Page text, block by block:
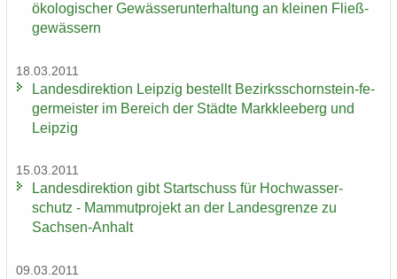
öko­lo­gi­scher Ge­wäs­ser­un­ter­hal­tung an klei­nen Fließ­
ge­wäs­sern
18.03.2011
Lan­des­di­rek­ti­on Leip­zig be­stellt Bezirksschornstein-​ fe­
ger­meis­ter im Be­reich der Städ­te Mark­klee­berg und
Leip­zig
15.03.2011
Lan­des­di­rek­ti­on gibt Start­schuss für Hoch­was­ser­
schutz - Mam­mut­pro­jekt an der Lan­des­gren­ze zu
Sachsen-​Anhalt
09.03.2011